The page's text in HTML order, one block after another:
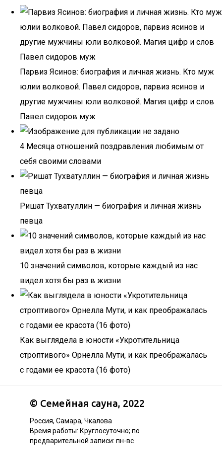
Парвиз Ясинов: биография и личная жизнь. Кто муж
юлии волковой. Павел сидоров, парвиз ясинов и
другие мужчины юли волковой. Магия цифр и слов
Павел сидоров муж
4 Месяца отношений поздравления любимым от
себя своими словами
Ришат Тухватуллин — биография и личная жизнь
певца
10 значений символов, которые каждый из нас
видел хотя бы раз в жизни
Как выглядела в юности «Укротительница
строптивого» Орнелла Мути, и как преображалась
с годами ее красота (16 фото)
© Семейная сауна, 2022
Россия, Самара, Чкалова
Время работы: Круглосуточно; по
предварительной записи: пн-вс